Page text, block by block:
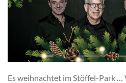
Es weihnachtet im Stöffel-Park …